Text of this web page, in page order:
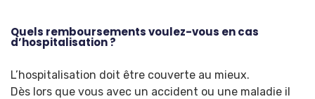
Quels remboursements voulez-vous en cas
d’hospitalisation ?
L’hospitalisation doit être couverte au mieux.
Dès lors que vous avec un accident ou une maladie il